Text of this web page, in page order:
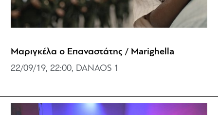
Μαριγκέλα ο Επαναστάτης / Marighella
22/09/19, 22:00, DANAOS 1